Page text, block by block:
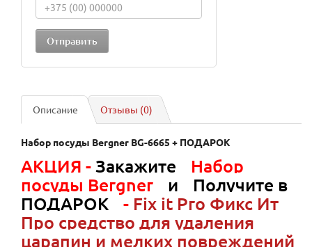
Описание Отзывы (0)
Набор посуды Bergner BG-6665 + ПОДАРОК
АКЦИЯ -Закажите
Набор
посуды Bergner
и
Получите в
ПОДАРОК
- Fix it Pro Фикс Ит
Про средство для удаления
царапин и мелких повреждений